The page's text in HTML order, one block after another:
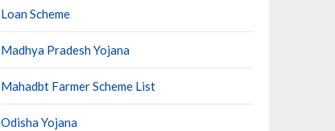
Loan Scheme
Madhya Pradesh Yojana
Mahadbt Farmer Scheme List
Odisha Yojana